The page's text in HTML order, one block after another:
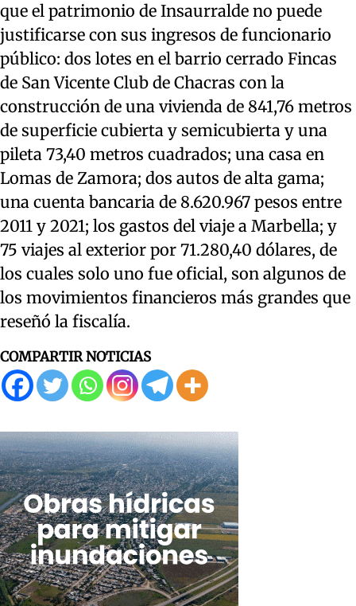
que el patrimonio de Insaurralde no puede
justificarse con sus ingresos de funcionario
público: dos lotes en el barrio cerrado Fincas
de San Vicente Club de Chacras con la
construcción de una vivienda de 841,76 metros
de superficie cubierta y semicubierta y una
pileta 73,40 metros cuadrados; una casa en
Lomas de Zamora; dos autos de alta gama;
una cuenta bancaria de 8.620.967 pesos entre
2011 y 2021; los gastos del viaje a Marbella; y
75 viajes al exterior por 71.280,40 dólares, de
los cuales solo uno fue oficial, son algunos de
los movimientos financieros más grandes que
reseñó la fiscalía.
COMPARTIR NOTICIAS